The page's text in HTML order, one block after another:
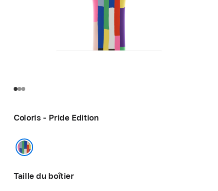
Coloris - Pride Edition
Taille du boîtier